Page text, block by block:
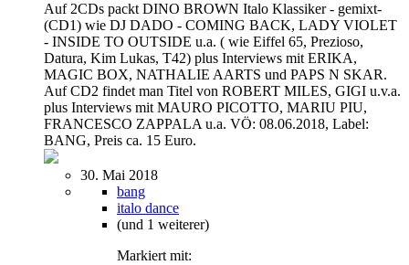
Auf 2CDs packt DINO BROWN Italo Klassiker - gemixt-
(CD1) wie DJ DADO - COMING BACK, LADY VIOLET
- INSIDE TO OUTSIDE u.a. ( wie Eiffel 65, Prezioso,
Datura, Kim Lukas, T42) plus Interviews mit ERIKA,
MAGIC BOX, NATHALIE AARTS und PAPS N SKAR.
Auf CD2 findet man Titel von ROBERT MILES, GIGI u.v.a.
plus Interviews mit MAURO PICOTTO, MARIU PIU,
FRANCESCO ZAPPALA u.a. VÖ: 08.06.2018, Label:
BANG, Preis ca. 15 Euro.
30. Mai 2018
bang
italo dance
(und 1 weiterer)
Markiert mit: